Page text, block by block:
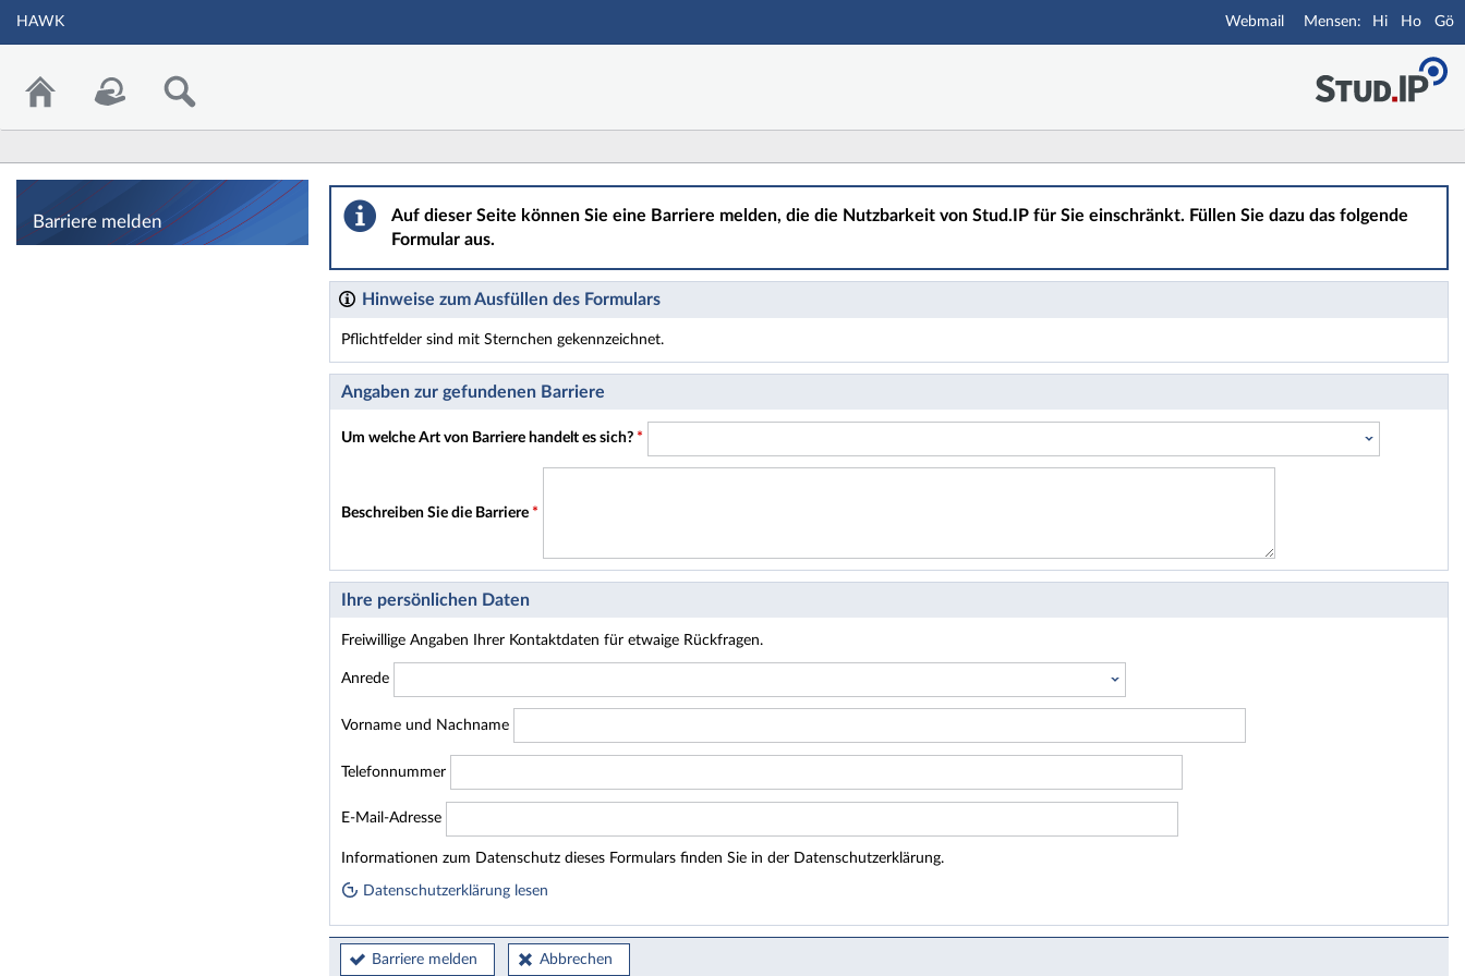
Hauptnavigation
HAWK Webmail Hi Ho Gö
Barriere melden
Barriere melden
Auf dieser Seite können Sie eine Barriere melden, die die Nutzbarkeit von Stud.IP für Sie einschränkt. Füllen Sie dazu das folgende
Formular aus.
Hinweise zum Ausfüllen des Formulars
Pflichtfelder sind mit Sternchen gekennzeichnet.
Dieses Formular enthält Pflichtfelder.
Angaben zur gefundenen Barriere
Um welche Art von Barriere handelt es sich? *
Beschreiben Sie die Barriere *
Ihre persönlichen Daten
Freiwillige Angaben Ihrer Kontaktdaten für etwaige Rückfragen.
Anrede
Vorname und Nachname
Telefonnummer
E-Mail-Adresse
Homepage
Informationen zum Datenschutz dieses Formulars finden Sie in der Datenschutzerklärung.
Datenschutzerklärung lesen
Barriere melden Abbrechen